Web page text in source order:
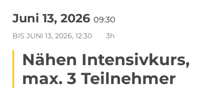
Juni 13, 2026 09:30
BIS JUNI 13, 2026, 12:30 3h
Nähen Intensivkurs,
max. 3 Teilnehmer